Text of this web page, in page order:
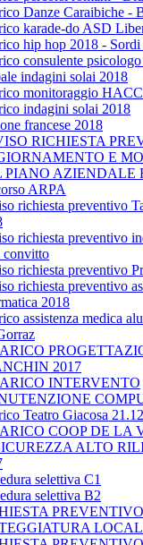
Danze Caraibiche -
karade-do ASD
hip hop 2018 - Sordi
consulente
indagini solai 2018
monitoraggio
indagini solai 2018
francese 2018
RICHIESTA
E
PIANO AZIENDALE
ARPA
richiesta preventivo
richiesta preventivo
convitto
richiesta preventivo
richiesta preventivo
2018
assistenza medica
2017
INTERVENTO
Teatro Giacosa
COOP DE LA
ALTO
selettiva C1
selettiva B2